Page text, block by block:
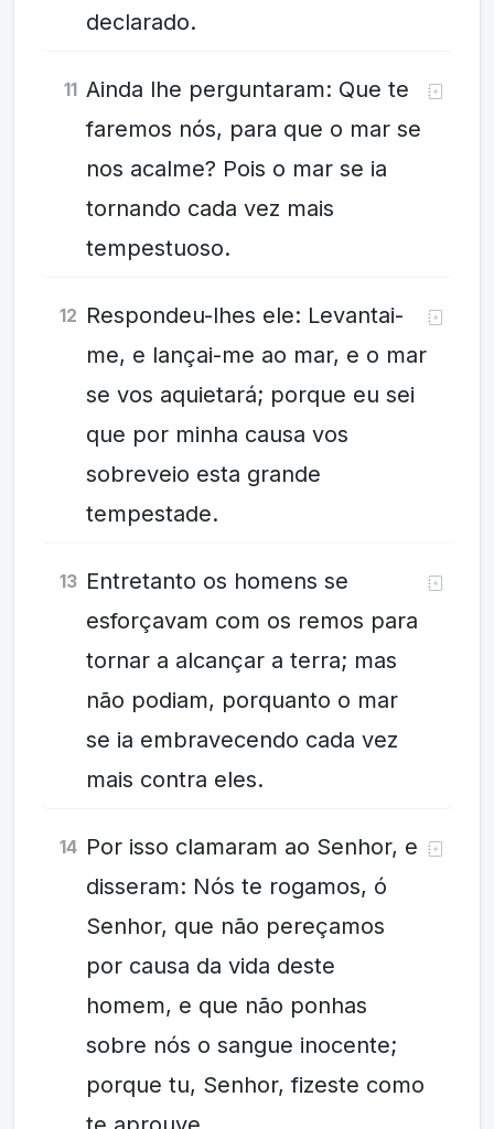
declarado.
11 Ainda lhe perguntaram: Que te
faremos nós, para que o mar se
nos acalme? Pois o mar se ia
tornando cada vez mais
tempestuoso.
12 Respondeu-lhes ele: Levantai-
me, e lançai-me ao mar, e o mar
se vos aquietará; porque eu sei
que por minha causa vos
sobreveio esta grande
tempestade.
13 Entretanto os homens se
esforçavam com os remos para
tornar a alcançar a terra; mas
não podiam, porquanto o mar
se ia embravecendo cada vez
mais contra eles.
14 Por isso clamaram ao Senhor, e
disseram: Nós te rogamos, ó
Senhor, que não pereçamos
por causa da vida deste
homem, e que não ponhas
sobre nós o sangue inocente;
porque tu, Senhor, fizeste como